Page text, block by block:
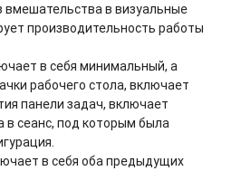
в визуальные
производительность работы
в себя минимальный, а
рабочего стола, включает
панели задач, включает
в сеанс, под которым была
в себя оба предыдущих